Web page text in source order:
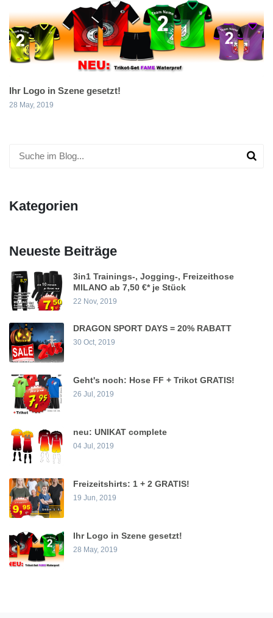
Ihr Logo in Szene gesetzt!
28 May, 2019
Kategorien
Neueste Beiträge
3in1 Trainings-, Jogging-, Freizeithose
MILANO ab 7,50 €* je Stück
22 Nov, 2019
DRAGON SPORT DAYS = 20% RABATT
30 Oct, 2019
Geht's noch: Hose FF + Trikot GRATIS!
26 Jul, 2019
neu: UNIKAT complete
04 Jul, 2019
Freizeitshirts: 1 + 2 GRATIS!
19 Jun, 2019
Ihr Logo in Szene gesetzt!
28 May, 2019